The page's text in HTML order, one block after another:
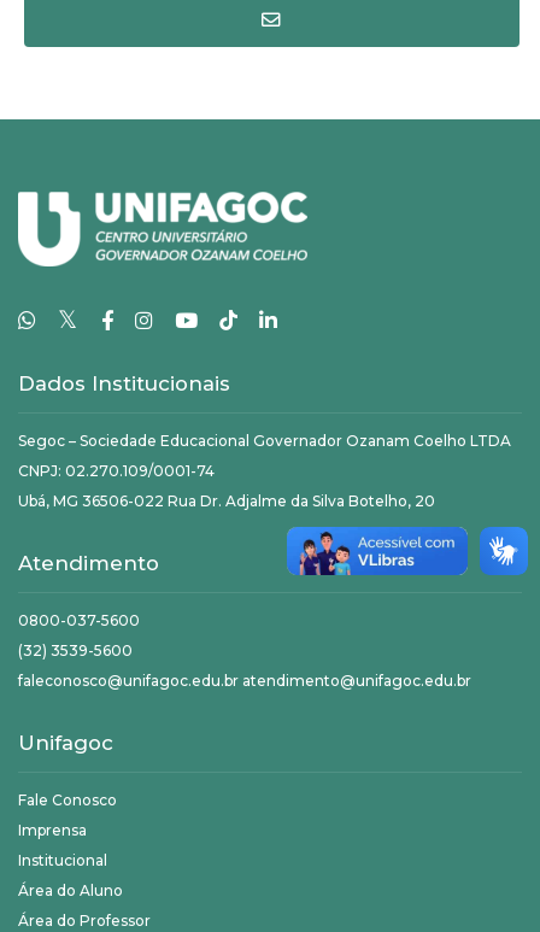
𝕏
Dados Institucionais
Segoc – Sociedade Educacional Governador Ozanam Coelho LTDA
CNPJ: 02.270.109/0001-74
Ubá, MG 36506-022 Rua Dr. Adjalme da Silva Botelho, 20
Atendimento
0800-037-5600
(32) 3539-5600
faleconosco@unifagoc.edu.br atendimento@unifagoc.edu.br
Unifagoc
Fale Conosco
Imprensa
Institucional
Área do Aluno
Área do Professor